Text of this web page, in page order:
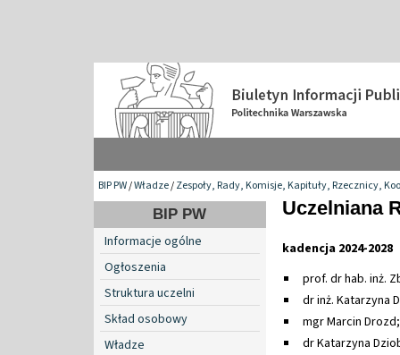
BIP PW/Władze/Zespoły, Rady, Komisje, Kapituły, Rzecznicy,
BIP PW
Informacje ogólne
Ogłoszenia
Struktura uczelni
Skład osobowy
Władze
Uczelniana
kadencja 2024-2028
prof. dr hab. inż.
dr inż. Katarzyna
mgr Marcin Drozd;
dr Katarzyna